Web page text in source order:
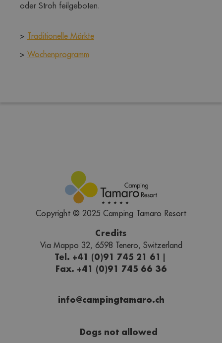
oder Stroh feilgeboten.
> Traditionelle Märkte
> Wochenprogramm
Copyright © 2025 Camping Tamaro Resort
Credits
Via Mappo 32, 6598 Tenero, Switzerland
Tel. +41 (0)91 745 21 61 |
Fax. +41 (0)91 745 66 36
info@campingtamaro.ch
Dogs not allowed